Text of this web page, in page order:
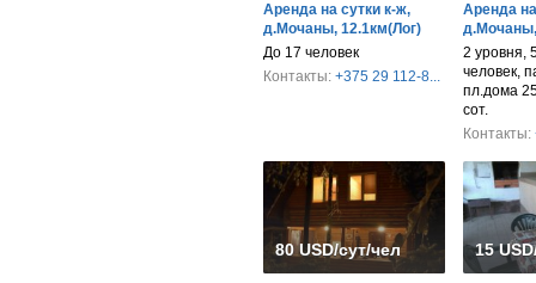
Аренда на сутки к-ж,
д.Мочаны, 12.1км(Лог)
До 17 человек
Контакты: +375 29 112-8...
Аренда
2 уровня,
человек,
пл.дома
сот.
Контакты:
80 USD/сут/чел 15